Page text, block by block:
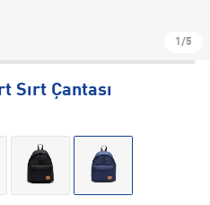
1/5
Sırt Çantası